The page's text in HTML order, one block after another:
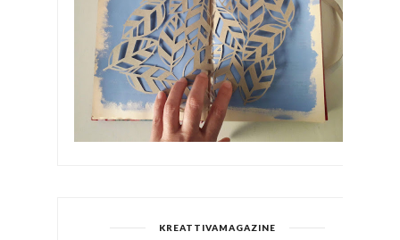
KREATTIVAMAGAZINE